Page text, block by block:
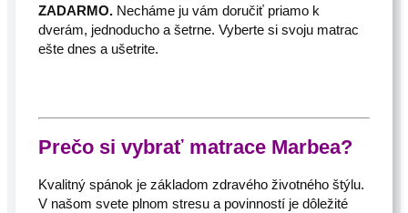
ZADARMO.Necháme ju vám doručiť priamo k
dverám, jednoducho a šetrne. Vyberte si svoju matrac
ešte dnes a ušetrite.
Prečo si vybrať matrace Marbea?
Kvalitný spánok je základom zdravého životného štýlu.
V našom svete plnom stresu a povinností je dôležité